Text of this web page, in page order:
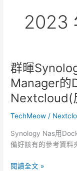
2023
群暉
Manager的
Nextcloud(
TechMeow/
Synology Nas用
備好該有的參考資料
群
閱讀全文 »